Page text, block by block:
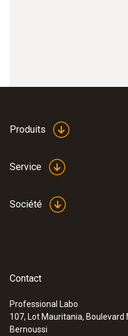
Produits
Service
Société
Contact
Professional Labo
107, Lot Mauritania, Boulevard
Bernoussi